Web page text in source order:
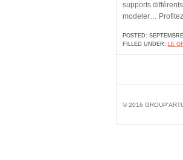
supports
modeler…
POSTED:
FILLED UNDER: LE
© 2016